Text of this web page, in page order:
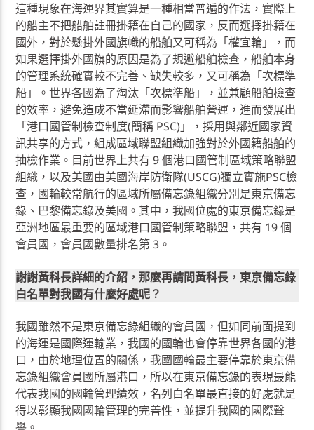
這種現象在海運界其實算是一種相當普遍的作法，實際上
的船主不把船舶註冊掛籍在自己的國家，反而選擇掛籍在
國外，對於懸掛外國旗幟的船舶又可稱為「權宜輪」，而
如果選擇掛外國旗的原因是為了規避船舶檢查，船舶本身
的管理系統確實較不完善、缺失較多，又可稱為「次標準
船」。世界各國為了淘汰「次標準船」，並兼顧船舶檢查
的效率，避免造成不當延滯而影響船舶營運，進而發展出
「港口國管制檢查制度(簡稱 PSC)」，採用與鄰近國家資
訊共享的方式，組成區域聯盟組織加強對於外國籍船舶的
抽檢作業。目前世界上共有 9 個港口國管制區域策略聯盟
組織，以及美國由美國海岸防衛隊(USCG)獨立實施PSC檢
查，國輪較常航行的區域所屬備忘錄組織分別是東京備忘
錄、巴黎備忘錄及美國。其中，我國位處的東京備忘錄是
亞洲地區最重要的區域港口國管制策略聯盟，共有 19 個
會員國，會員國數量排名第 3。
謝謝黃科長詳細的介紹，那麼再請問黃科長，東京備忘錄
白名單對我國有什麼好處呢？
我國雖然不是東京備忘錄組織的會員國，但如同前面提到
的海運是國際運輸業，我國的國輪也會停靠世界各國的港
口，由於地理位置的關係，我國國輪最主要停靠於東京備
忘錄組織會員國所屬港口，所以在東京備忘錄的表現最能
代表我國的國輪管理績效，名列白名單最直接的好處就是
得以彰顯我國國輪管理的完善性，並提升我國的國際聲